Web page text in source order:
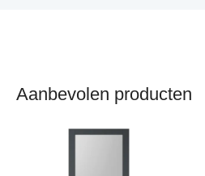
Aanbevolen producten